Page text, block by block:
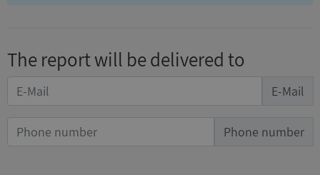
The report will be delivered to
E-Mail
Phone number